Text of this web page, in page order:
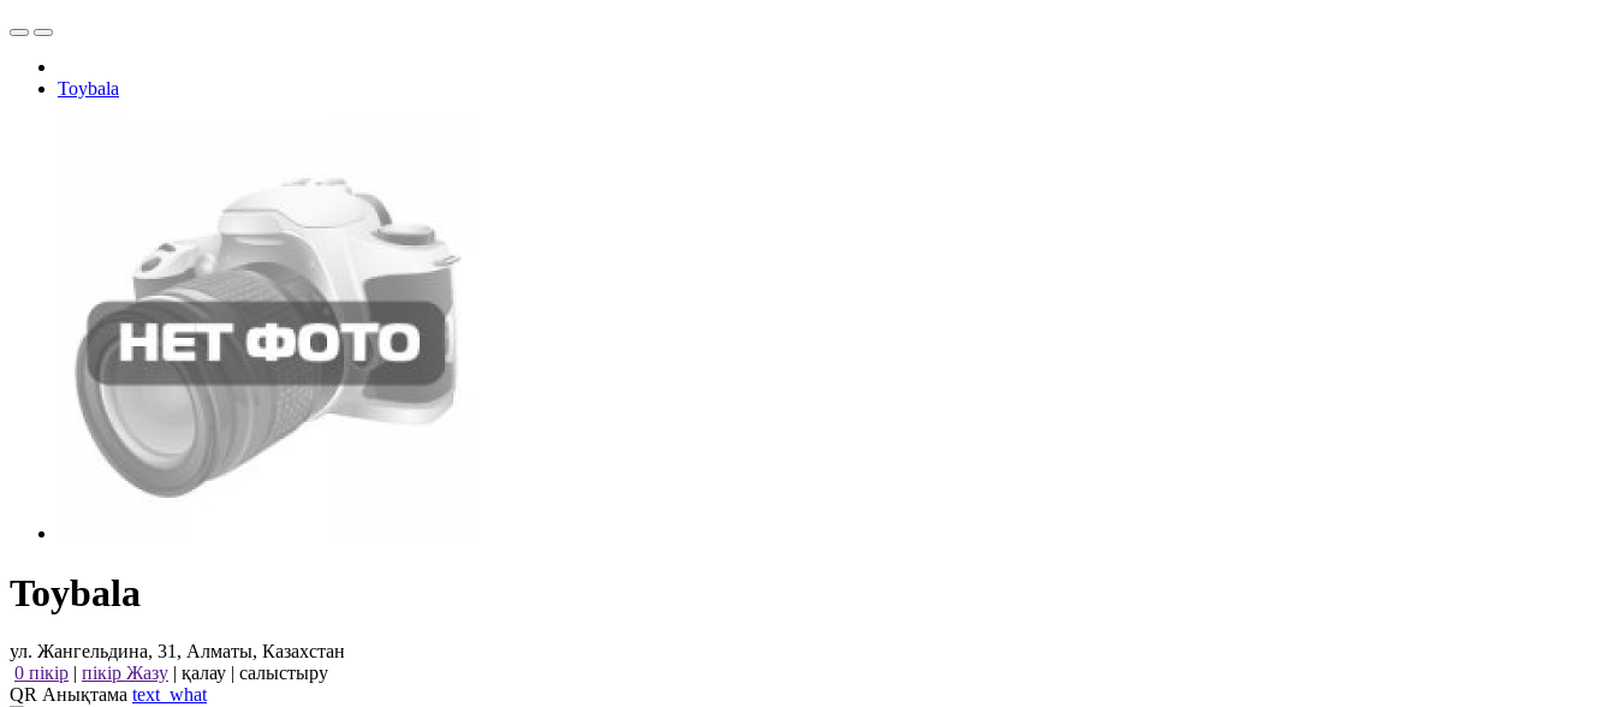
Toybala
Toybala
ул. Жангельдина, 31, Алматы, Казахстан
0 пікір | пікір Жазу | қалау | салыстыру
QR Анықтама text_what